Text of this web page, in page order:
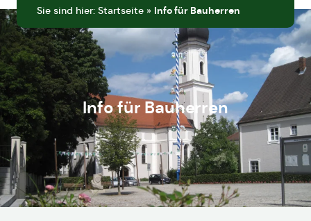
Sie sind hier: Startseite » Info für Bauherren
Info für Bauherren